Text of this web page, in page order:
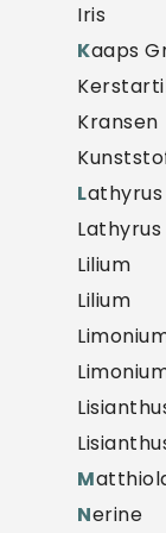
Iris
Kaaps
Kransen
Lathyrus
Lathyrus
Lilium
Lilium
M
Nerine